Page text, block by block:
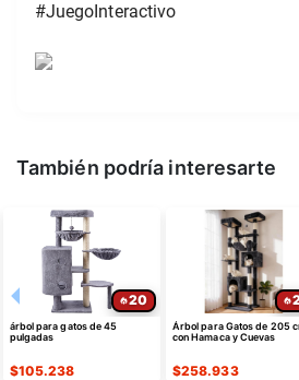
#JuegoInteractivo
También podría interesarte
20
árbol para gatos de 45
pulgadas
$105.238
Árbol para Gatos de 205
con Hamaca y Cuevas
$258.933